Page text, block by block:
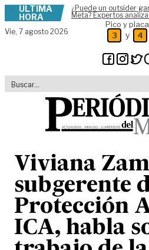
Skip to content
ÚLTIMA
HORA
¿Puede un outsider
Meta? Expertos
Vie, 7 agosto 2026
Pico y placa
3 y 4
Viviana
subgerente
Protección
ICA, habla